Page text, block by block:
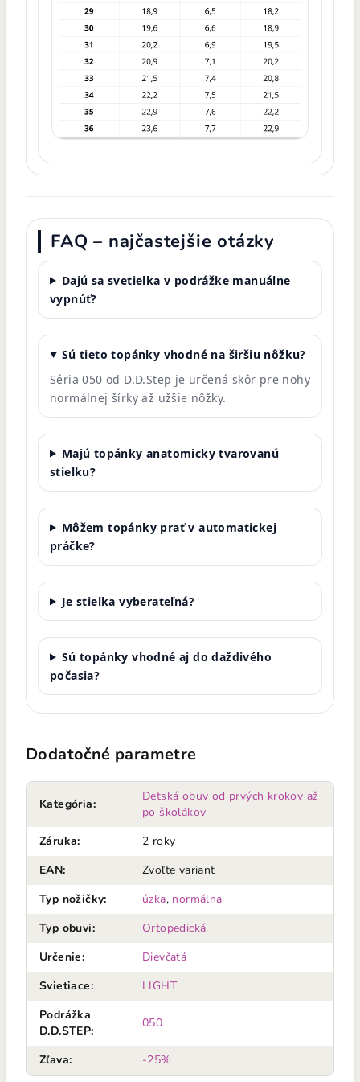
FAQ – najčastejšie otázky
Dajú sa svetielka v podrážke manuálne
vypnúť?
Sú tieto topánky vhodné na širšiu nôžku?
Séria 050 od D.D.Step je určená skôr pre nohy
normálnej šírky až užšie nôžky.
Majú topánky anatomicky tvarovanú
stielku?
Môžem topánky prať v automatickej
práčke?
Je stielka vyberateľná?
Sú topánky vhodné aj do daždivého
počasia?
Dodatočné parametre
Kategória:
Detská obuv od prvých krokov až
po školákov
Záruka:
2 roky
EAN:
Zvoľte variant
Typ nožičky: úzka, normálna
Typ obuvi:
Ortopedická
Určenie:
Dievčatá
Svietiace:
LIGHT
Podrážka
D.D.STEP:
050
Zľava: -25%